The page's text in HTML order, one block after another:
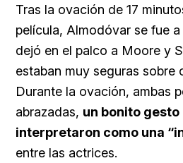
Tras la ovación de 17
película, Almodóvar se fue
dejó en el palco a Moore y
estaban muy seguras sobre
Durante la ovación, ambas
abrazadas, un bonito
interpretaron como una
entre las actrices.